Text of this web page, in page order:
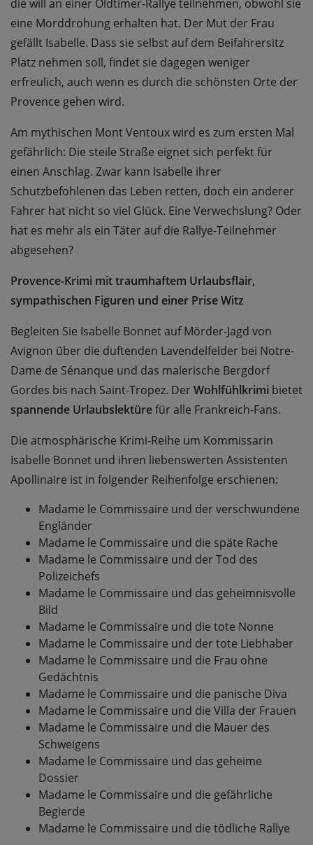
die will an einer Oldtimer-Rallye teilnehmen, obwohl sie
eine Morddrohung erhalten hat. Der Mut der Frau
gefällt Isabelle. Dass sie selbst auf dem Beifahrersitz
Platz nehmen soll, findet sie dagegen weniger
erfreulich, auch wenn es durch die schönsten Orte der
Provence gehen wird.
Am mythischen Mont Ventoux wird es zum ersten Mal
gefährlich: Die steile Straße eignet sich perfekt für
einen Anschlag. Zwar kann Isabelle ihrer
Schutzbefohlenen das Leben retten, doch ein anderer
Fahrer hat nicht so viel Glück. Eine Verwechslung? Oder
hat es mehr als ein Täter auf die Rallye-Teilnehmer
abgesehen?
Provence-Krimi mit traumhaftem Urlaubsflair,
sympathischen Figuren und einer Prise Witz
Begleiten Sie Isabelle Bonnet auf Mörder-Jagd von
Avignon über die duftenden Lavendelfelder bei Notre-
Dame de Sénanque und das malerische Bergdorf
Gordes bis nach Saint-Tropez. DerWohlfühlkrimi bietet
spannende Urlaubslektürefür alle Frankreich-Fans.
Die atmosphärische Krimi-Reihe um Kommissarin
Isabelle Bonnet und ihren liebenswerten Assistenten
Apollinaire ist in folgender Reihenfolge erschienen:
Madame le Commissaire und der verschwundene
Engländer
Madame le Commissaire und die späte Rache
Madame le Commissaire und der Tod des
Polizeichefs
Madame le Commissaire und das geheimnisvolle
Bild
Madame le Commissaire und die tote Nonne
Madame le Commissaire und der tote Liebhaber
Madame le Commissaire und die Frau ohne
Gedächtnis
Madame le Commissaire und die panische Diva
Madame le Commissaire und die Villa der Frauen
Madame le Commissaire und die Mauer des
Schweigens
Madame le Commissaire und das geheime
Dossier
Madame le Commissaire und die gefährliche
Begierde
Madame le Commissaire und die tödliche Rallye